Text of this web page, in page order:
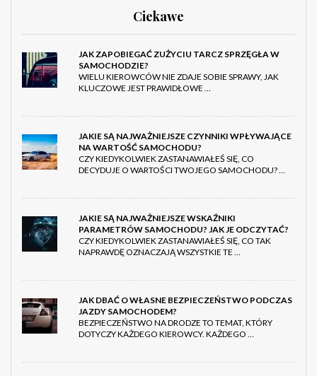
Ciekawe
JAK ZAPOBIEGAĆ ZUŻYCIU TARCZ SPRZĘGŁA W
SAMOCHODZIE?
WIELU KIEROWCÓW NIE ZDAJE SOBIE SPRAWY, JAK
KLUCZOWE JEST PRAWIDŁOWE …
JAKIE SĄ NAJWAŻNIEJSZE CZYNNIKI WPŁYWAJĄCE
NA WARTOŚĆ SAMOCHODU?
CZY KIEDYKOLWIEK ZASTANAWIAŁEŚ SIĘ, CO
DECYDUJE O WARTOŚCI TWOJEGO SAMOCHODU? …
JAKIE SĄ NAJWAŻNIEJSZE WSKAŹNIKI
PARAMETRÓW SAMOCHODU? JAK JE ODCZYTAĆ?
CZY KIEDYKOLWIEK ZASTANAWIAŁEŚ SIĘ, CO TAK
NAPRAWDĘ OZNACZAJĄ WSZYSTKIE TE …
JAK DBAĆ O WŁASNE BEZPIECZEŃSTWO PODCZAS
JAZDY SAMOCHODEM?
BEZPIECZEŃSTWO NA DRODZE TO TEMAT, KTÓRY
DOTYCZY KAŻDEGO KIEROWCY. KAŻDEGO …